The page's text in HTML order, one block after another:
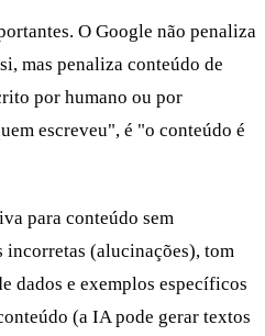
O Google não penaliza
mas penaliza conteúdo de
por humano ou por
escreveu", é "o conteúdo é
para conteúdo sem
incorretas (alucinações), tom
dados e exemplos específicos
(a IA pode gerar textos